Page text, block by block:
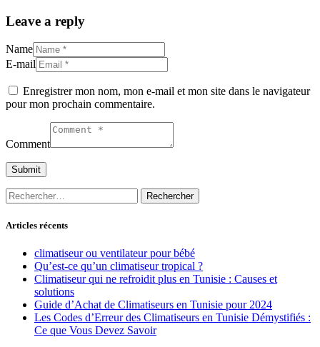
Leave a reply
Name
E-mail
Enregistrer mon nom, mon e-mail et mon site dans le navigateur
pour mon prochain commentaire.
Comment
Rechercher :
Articles récents
climatiseur ou ventilateur pour bébé
Qu’est-ce qu’un climatiseur tropical ?
Climatiseur qui ne refroidit plus en Tunisie : Causes et
solutions
Guide d’Achat de Climatiseurs en Tunisie pour 2024
Les Codes d’Erreur des Climatiseurs en Tunisie Démystifiés :
Ce que Vous Devez Savoir